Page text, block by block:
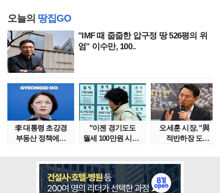
오늘의 땅집GO
"IMF 때 줍줍한 압구정 땅 526평의 위
엄" 이수만, 100..
李 대통령 초강경
부동산 정책에…
"이젠 경기도도
월세 100만원 시대"
오세훈 시장, "與
적반하장 도